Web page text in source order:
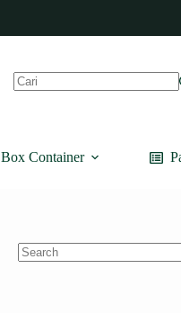
Box Container